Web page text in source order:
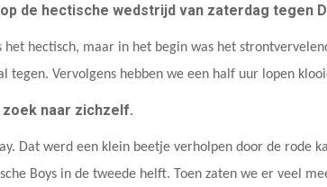
de hectische wedstrijd van zaterdag tegen
het hectisch, maar in het begin was het
tegen. Vervolgens hebben we een half uur lopen
zoek naar zichzelf.
Dat werd een klein beetje verholpen door de rode
Boys in de tweede helft. Toen zaten we er veel